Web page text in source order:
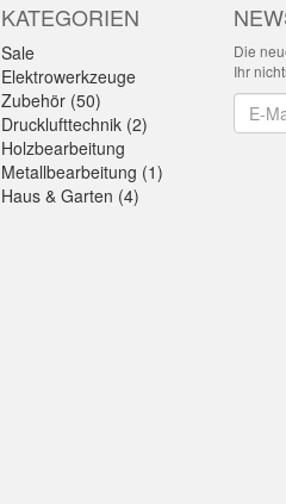
KATEGORIEN
Sale
Elektrowerkzeuge
Zubehör (50)
Drucklufttechnik (2)
Holzbearbeitung
Metallbearbeitung (1)
Haus & Garten (4)
Die
Ihr